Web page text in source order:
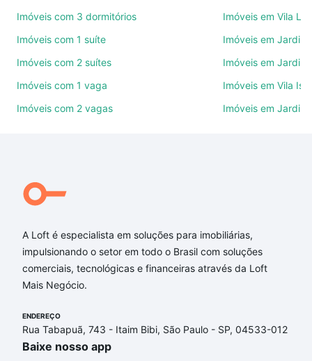
ruas, bairros e até condomínios favoritos. Você
também pode usar os filtros como quantidade de
quartos, suítes, com ou sem vaga de garagem para
comodidades, como piscina, academia, salão de
Qual o preço de Imóveis com 3 vagas à venda em
Jardim Villagio Milano, Sorocaba, SP?
Aqui na Loft temos a oferta ideal para você, com
Imóveis com 3 vagas à venda em Jardim Villagio
Milano, Sorocaba, SP que custam a partir de R$ 0 e
com nossas opções de financiamento imobiliário as
ainda tem alguma dúvida dos custos envolvidos no
processo de compra, veja em nosso portal quanto
custa comprar um apartamento
Imóveis com 3 dormitórios
Imóveis com 1 suíte
Imóveis com 2 suítes
Imóveis com 1 vaga
Imóveis com 2 vagas
Imóveis em Vila
Imóveis em Jardim
Imóveis em Jardim
Imóveis em Vila
Imóveis em Jardim
A Loft é especialista em soluções para imobiliárias,
impulsionando o setor em todo o Brasil com soluções
comerciais, tecnológicas e financeiras através da Loft
Mais Negócio.
ENDEREÇO
Rua Tabapuã, 743 - Itaim Bibi, São Paulo - SP, 04533-012
Baixe nosso app